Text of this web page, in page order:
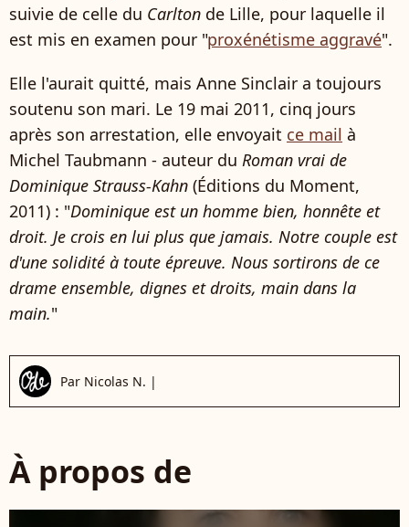
suivie de celle du Carlton de Lille, pour laquelle il
est mis en examen pour "proxénétisme aggravé".
Elle l'aurait quitté, mais Anne Sinclair a toujours
soutenu son mari. Le 19 mai 2011, cinq jours
après son arrestation, elle envoyait ce mail à
Michel Taubmann - auteur du Roman vrai de
Dominique Strauss-Kahn (Éditions du Moment,
2011) : "Dominique est un homme bien, honnête et
droit. Je crois en lui plus que jamais. Notre couple est
d'une solidité à toute épreuve. Nous sortirons de ce
drame ensemble, dignes et droits, main dans la
main."
Par Nicolas N. |
À propos de